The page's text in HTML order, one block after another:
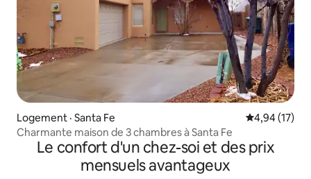
Logement · Santa Fe Note
4,94 (17)
Charmante maison de 3 chambres à Santa Fe
Le confort d'un chez-soi et des prix
mensuels avantageux